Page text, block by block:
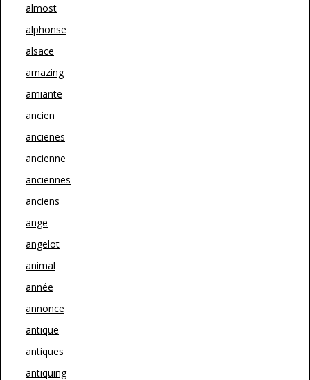
almost
alphonse
alsace
amazing
amiante
ancien
ancienes
ancienne
anciennes
anciens
ange
angelot
animal
année
annonce
antique
antiques
antiquing